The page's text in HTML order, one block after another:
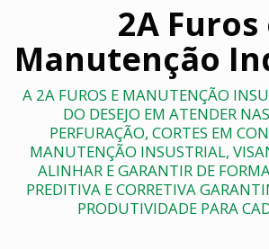
2A Furos
Manutenção
A 2A FUROS E MANUTENÇÃO
DO DESEJO EM ATENDER
PERFURAÇÃO, CORTES EM
MANUTENÇÃO INSUSTRIAL,
ALINHAR E GARANTIR DE
PREDITIVA E CORRETIVA
PRODUTIVIDADE PARA